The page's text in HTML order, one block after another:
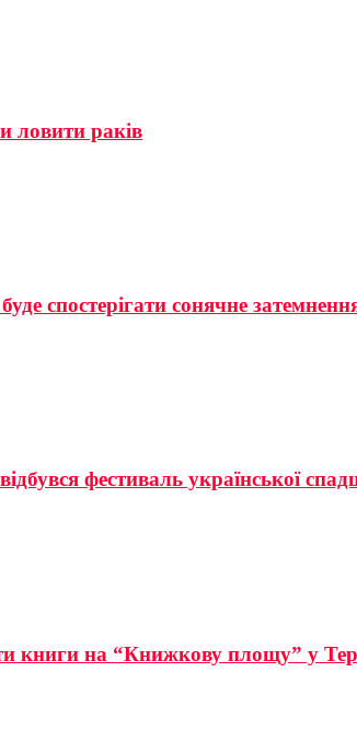
ловити раків
спостерігати сонячне
фестиваль української
книги на “Книжкову площу” у